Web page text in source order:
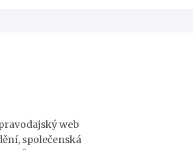
web
společenská